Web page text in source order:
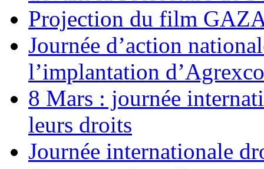
Projection du film
Journée d’action
l’implantation d’Agrexco
8 Mars : journée
leurs droits
Journée internationale